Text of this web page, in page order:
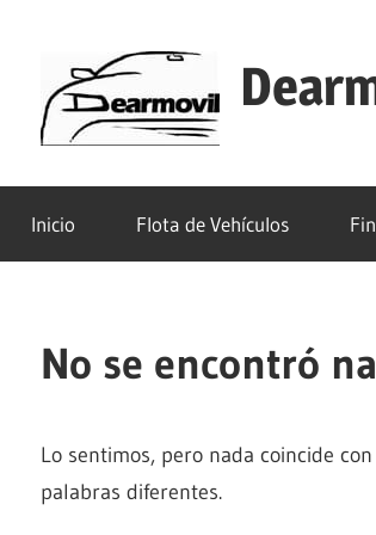
contenido
Pedroñeras
S.L.U!!
tu
confianza
Inicio Flota de Vehículos
No se encontró
Lo sentimos, pero nada coincide
palabras diferentes.